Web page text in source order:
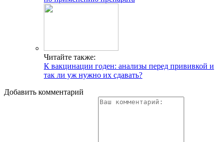
Читайте также:
К вакцинации годен: анализы перед прививкой и
так ли уж нужно их сдавать?
Добавить комментарий